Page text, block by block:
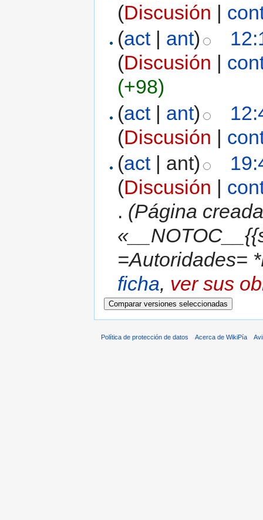
(Discusión |
(act| ant)
(Discusión |
(+98)
(act| ant)
(Discusión |
(act| ant)
(Discusión |
. (Página
=Autoridades=
ficha, ver sus
Política de protección de datos Acerca de WikiPía